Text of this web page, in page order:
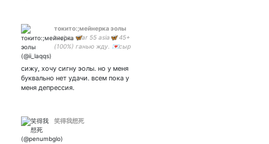
токито:;мейнерка эолы
sasha. 🦋ar 55 asia🦋 45+
(100%) ганью жду. 💌сыр
сижу, хочу сигну эолы. но у меня
буквально нет удачи. всем пока у
меня депрессия.
笑得我想死